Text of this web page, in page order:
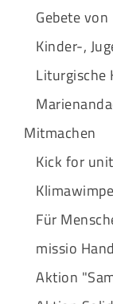
Gebete
Kinder-,
Liturgische
Mitmachen
Kick for
Für
missio
Aktion